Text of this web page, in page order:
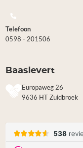
Telefoon
0598 - 201506
Baaslevert
Europaweg 26
9636 HT Zuidbroek